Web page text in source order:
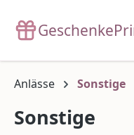
Anlässe Sonstige
Sonstige